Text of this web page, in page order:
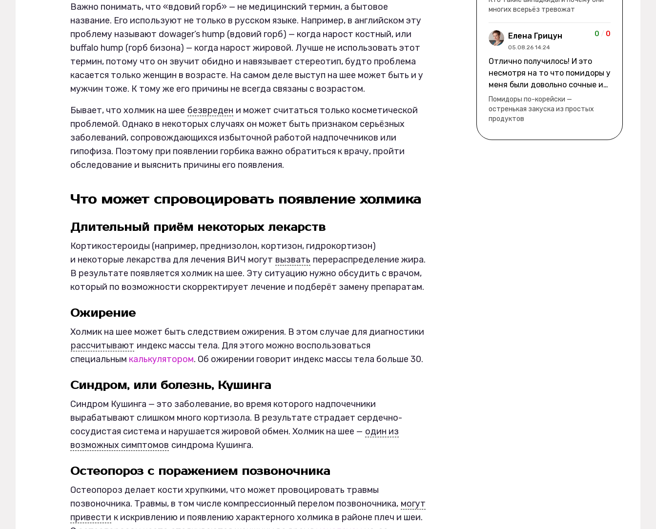
Важно понимать, что «вдовий горб» — не медицинский термин, а бытовое
название. Его используют не только в русском языке. Например, в английском эту
проблему называют dowager’s hump (вдовий горб) — когда нарост костный, или
buffalo hump (горб бизона) — когда нарост жировой. Лучше не использовать этот
термин, потому что он звучит обидно и навязывает стереотип, будто проблема
касается только женщин в возрасте. На самом деле выступ на шее может быть и у
мужчин тоже. К тому же его причины не всегда связаны с возрастом.
Бывает, что холмик на шее безвреден и может считаться только косметической
проблемой. Однако в некоторых случаях он может быть признаком серьёзных
заболеваний, сопровождающихся избыточной работой надпочечников или
гипофиза. Поэтому при появлении горбика важно обратиться к врачу, пройти
обследование и выяснить причины его появления.
Что может спровоцировать появление холмика
Длительный приём некоторых лекарств
Кортикостероиды (например, преднизолон, кортизон, гидрокортизон)
и некоторые лекарства для лечения ВИЧ могут вызвать перераспределение жира.
В результате появляется холмик на шее. Эту ситуацию нужно обсудить с врачом,
который по возможности скорректирует лечение и подберёт замену препаратам.
Ожирение
Холмик на шее может быть следствием ожирения. В этом случае для диагностики
рассчитывают индекс массы тела. Для этого можно воспользоваться
специальным калькулятором. Об ожирении говорит индекс массы тела больше 30.
Синдром, или болезнь, Кушинга
Синдром Кушинга — это заболевание, во время которого надпочечники
вырабатывают слишком много кортизола. В результате страдает сердечно-
сосудистая система и нарушается жировой обмен. Холмик на шее — один из
возможных симптомов синдрома Кушинга.
Остеопороз с поражением позвоночника
Остеопороз делает кости хрупкими, что может провоцировать травмы
позвоночника. Травмы, в том числе компрессионный перелом позвоночника, могут
привести к искривлению и появлению характерного холмика в районе плеч и шеи.
его отобрали и я просто
смотрел телик, потом мне
подарили ноутбук, который у
меня до сих пор. ну а в этом
уже другую модель т.к та была
старая и пароль я от него
забыл
многих всерьёз тревожат
Елена Грицун
05.08.26 14:24
0 / 0
Отлично получилось! И это
несмотря на то что помидоры у
меня были довольно сочные и
водянистые. Ну, зато теперь
полно острой салатной жижи ))
Помидоры по-корейски —
остренькая закуска из простых
продуктов